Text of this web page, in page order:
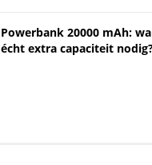
Powerbank 20000 mAh:
écht extra capaciteit